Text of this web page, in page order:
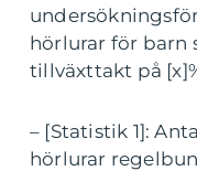
hörlurar för barn
tillväxttakt på
– [Statistik 1]:
hörlurar